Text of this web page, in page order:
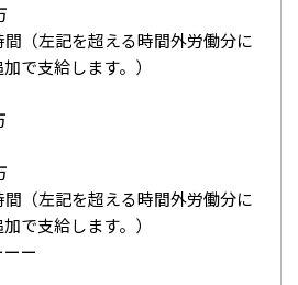
（左記を超える時間外労働分に
で支給します。）
（左記を超える時間外労働分に
で支給します。）
ー